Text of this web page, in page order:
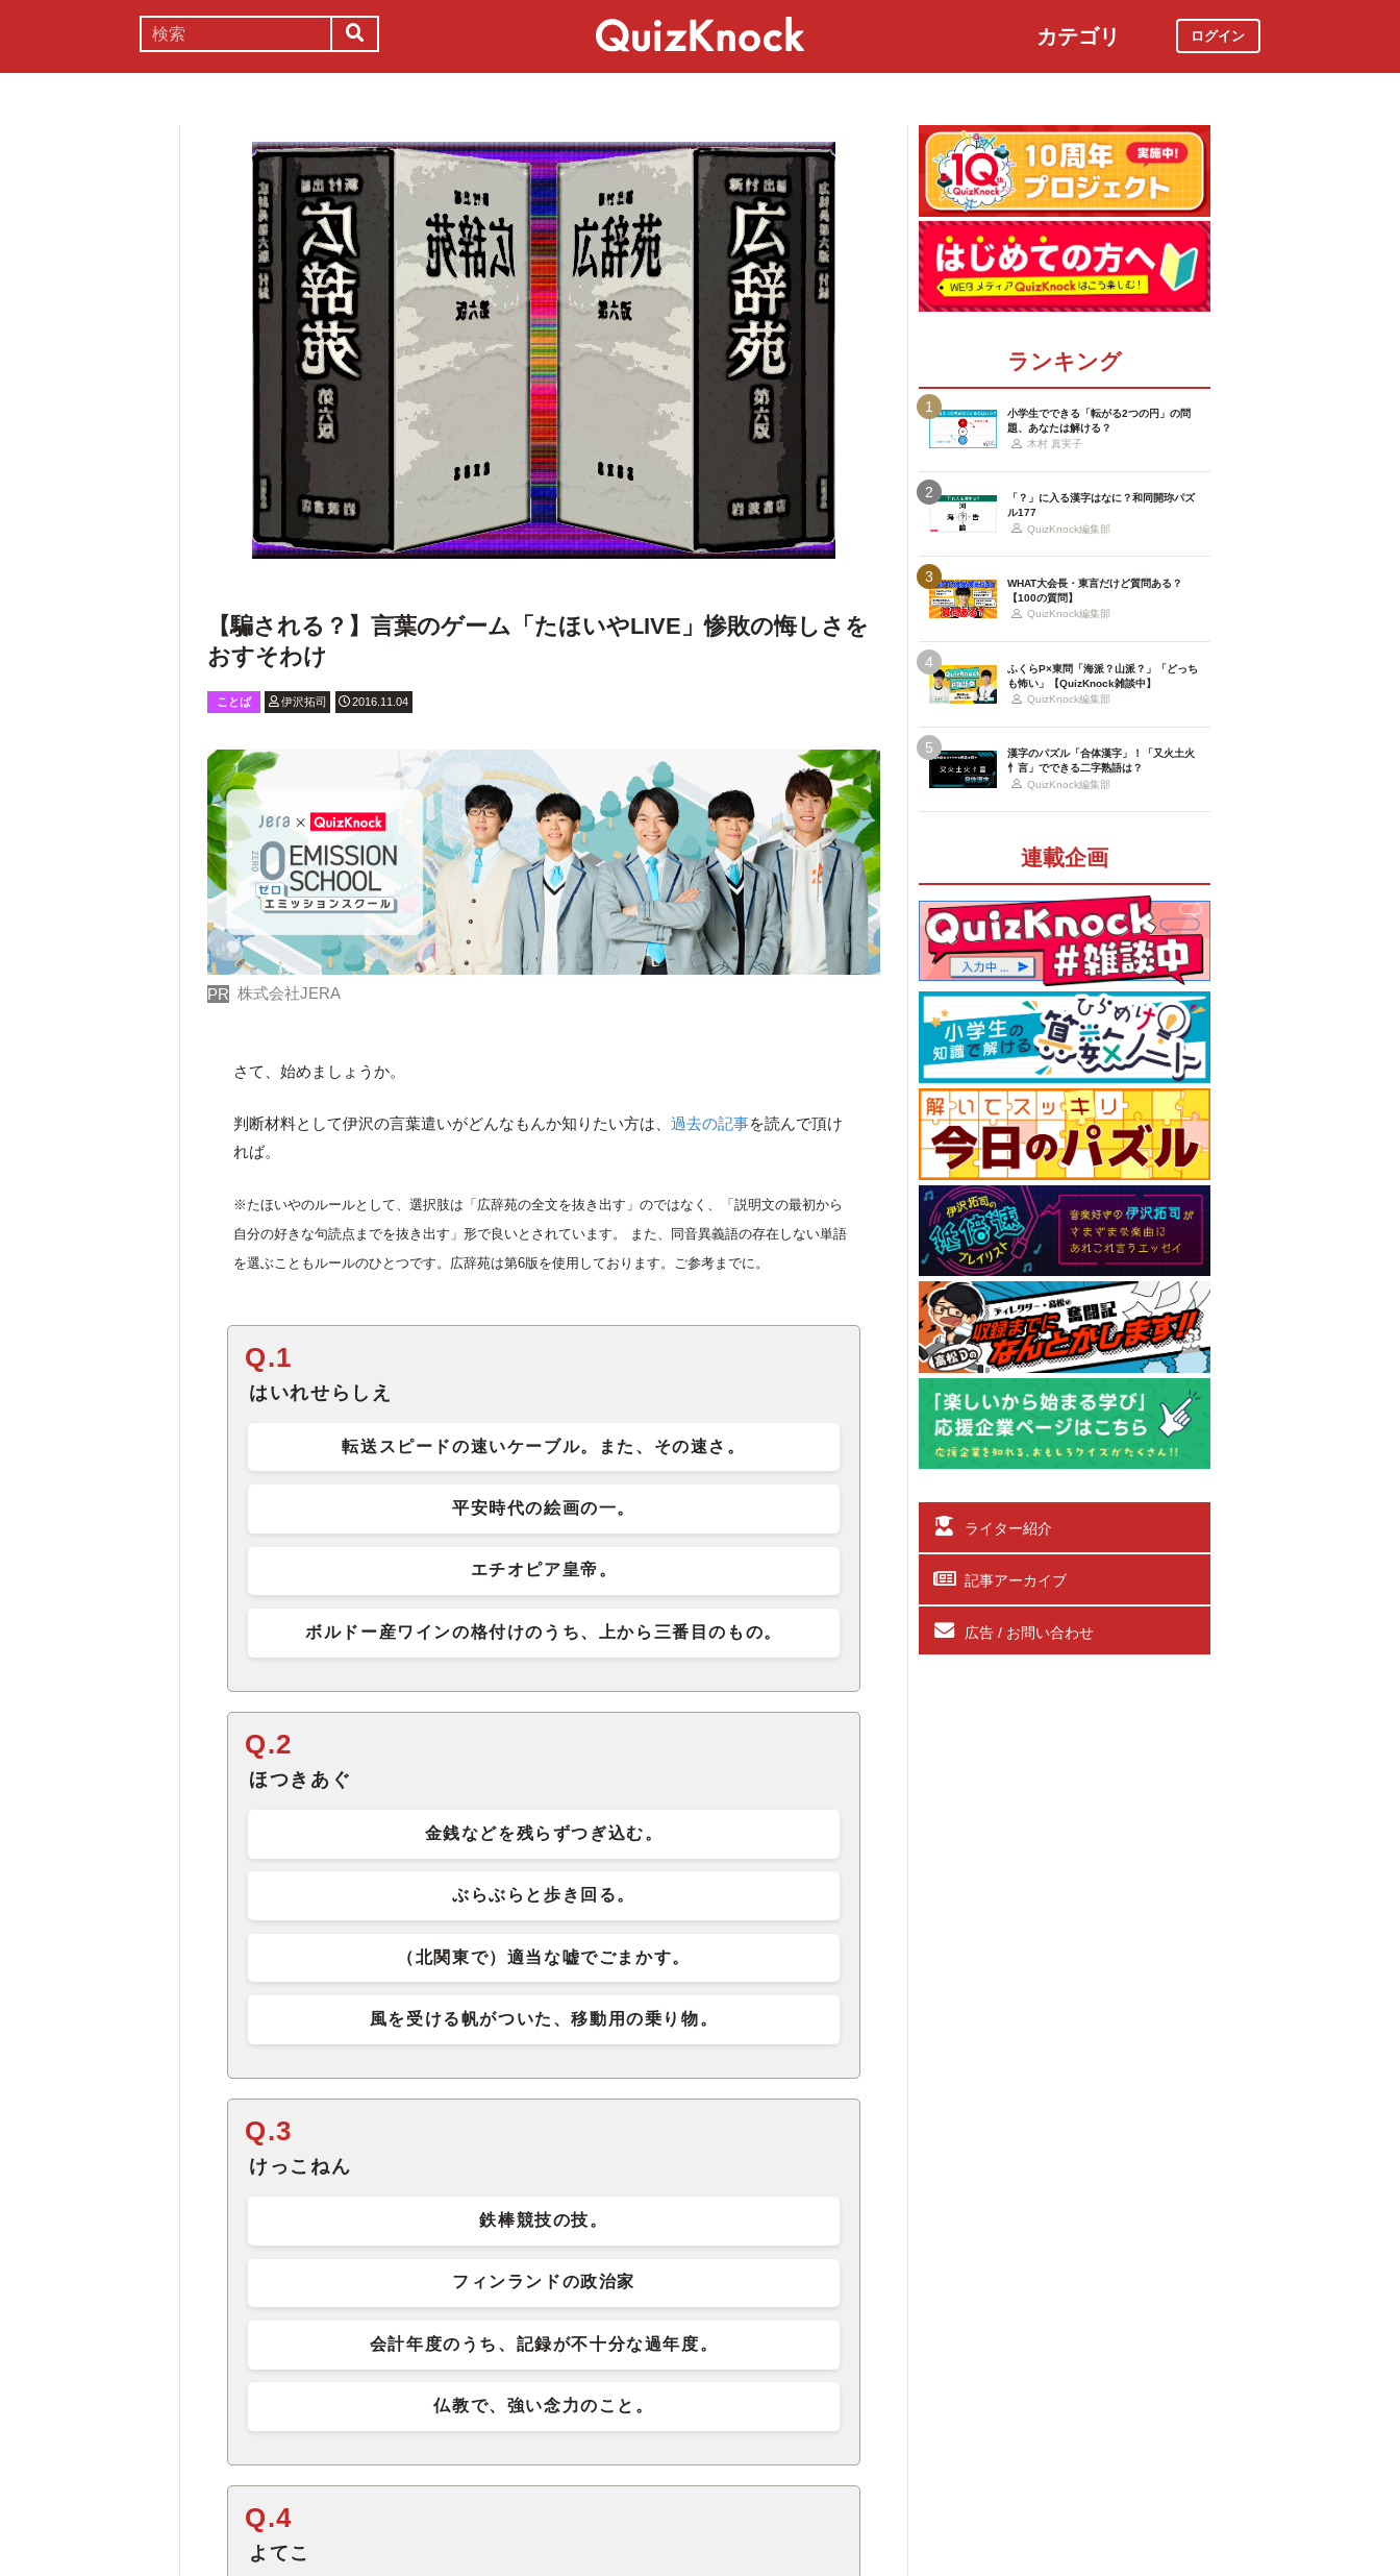
カテゴリ ログイン
【騙される？】言葉のゲーム「たほいやLIVE」惨敗の悔しさを
おすそわけ
ことば 伊沢拓司 2016.11.04
PR 株式会社JERA
さて、始めましょうか。
判断材料として伊沢の言葉遣いがどんなもんか知りたい方は、過去の記事を読んで頂け
れば。
※たほいやのルールとして、選択肢は「広辞苑の全文を抜き出す」のではなく、「説明文の最初から
自分の好きな句読点までを抜き出す」形で良いとされています。 また、同音異義語の存在しない単語
を選ぶこともルールのひとつです。広辞苑は第6版を使用しております。ご参考までに。
Q.1
はいれせらしえ
転送スピードの速いケーブル。また、その速さ。
平安時代の絵画の一。
エチオピア皇帝。
ボルドー産ワインの格付けのうち、上から三番目のもの。
Q.2
ほつきあぐ
金銭などを残らずつぎ込む。
ぶらぶらと歩き回る。
（北関東で）適当な嘘でごまかす。
風を受ける帆がついた、移動用の乗り物。
Q.3
けっこねん
鉄棒競技の技。
フィンランドの政治家
会計年度のうち、記録が不十分な過年度。
仏教で、強い念力のこと。
Q.4
よてこ
ランキング
1
小学生でできる「転がる2つの円」の問
題、あなたは解ける？
木村 真実子
2
「？」に入る漢字はなに？和同開珎パズ
ル177
QuizKnock編集部
3
WHAT大会長・東言だけど質問ある？
【100の質問】
QuizKnock編集部
4
ふくらP×東問「海派？山派？」「どっち
も怖い」【QuizKnock雑談中】
QuizKnock編集部
5
漢字のパズル「合体漢字」！「又火土火
忄言」でできる二字熟語は？
QuizKnock編集部
連載企画
ライター紹介
記事アーカイブ
広告 / お問い合わせ